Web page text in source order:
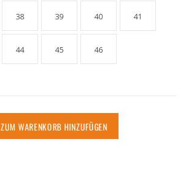
38 39 40 41
44 45 46
ZUM WARENKORB HINZUFÜGEN